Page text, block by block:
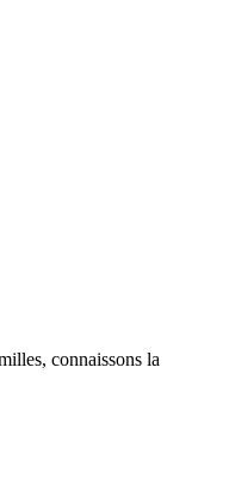
connaissons la